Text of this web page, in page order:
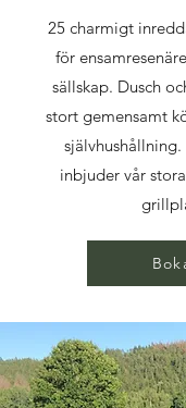
25 charmigt
för
sällskap. Dusch
stort gemensamt
inbjuder vår